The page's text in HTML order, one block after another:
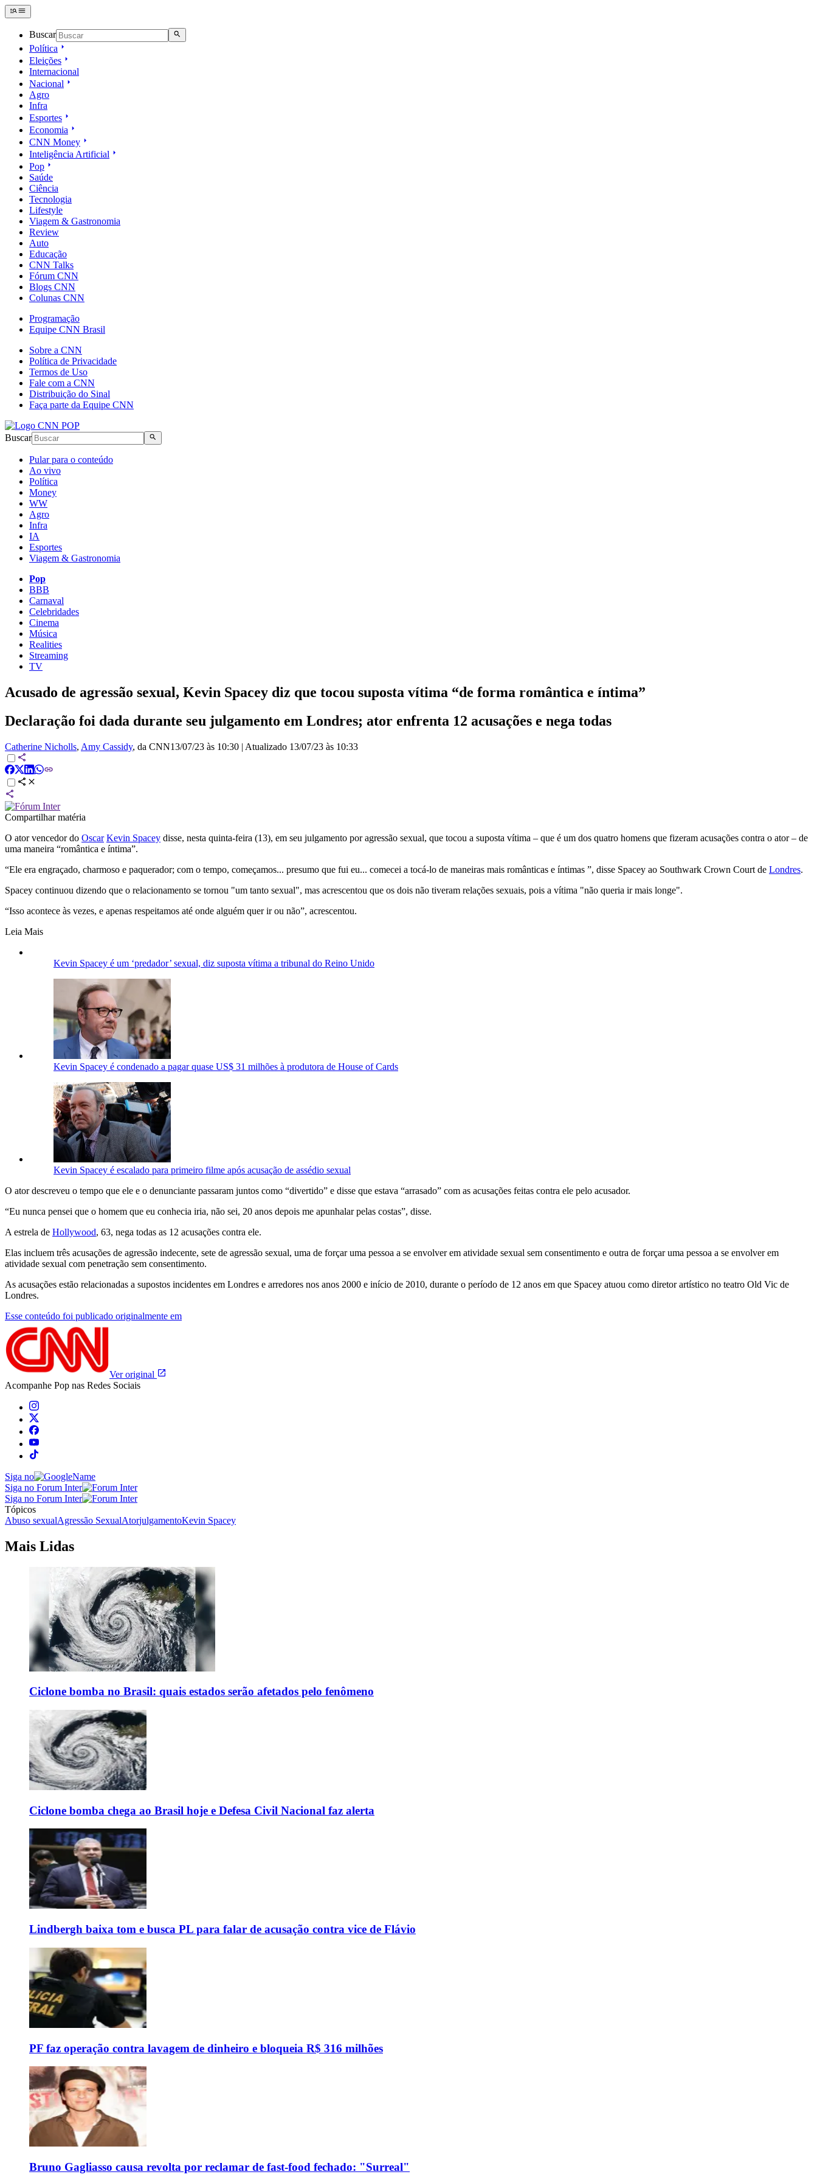
Buscar
Política
Eleições
Internacional
Nacional
Agro
Infra
Esportes
Economia
CNN Money
Inteligência Artificial
Pop
Saúde
Ciência
Tecnologia
Lifestyle
Viagem & Gastronomia
Review
Auto
Educação
CNN Talks
Fórum CNN
Blogs CNN
Colunas CNN
Programação
Equipe CNN Brasil
Sobre a CNN
Política de Privacidade
Termos de Uso
Fale com a CNN
Distribuição do Sinal
Faça parte da Equipe CNN
Buscar
Pular para o conteúdo
Ao vivo
Política
Money
WW
Agro
Infra
IA
Esportes
Viagem & Gastronomia
Pop
BBB
Carnaval
Celebridades
Cinema
Música
Realities
Streaming
TV
Acusado de agressão sexual, Kevin Spacey diz que tocou suposta vítima “de forma romântica e íntima”
Declaração foi dada durante seu julgamento em Londres; ator enfrenta 12 acusações e nega todas
Catherine Nicholls, Amy Cassidy, da CNN13/07/23 às 10:30 | Atualizado 13/07/23 às 10:33
Compartilhar matéria
O ator vencedor do Oscar Kevin Spacey disse, nesta quinta-feira (13), em seu julgamento por agressão sexual, que tocou a suposta vítima – que é um dos quatro homens que fizeram acusações contra o ator – de
uma maneira “romântica e íntima”.
“Ele era engraçado, charmoso e paquerador; com o tempo, começamos... presumo que fui eu... comecei a tocá-lo de maneiras mais românticas e íntimas ”, disse Spacey ao Southwark Crown Court de Londres.
Spacey continuou dizendo que o relacionamento se tornou "um tanto sexual", mas acrescentou que os dois não tiveram relações sexuais, pois a vítima "não queria ir mais longe".
“Isso acontece às vezes, e apenas respeitamos até onde alguém quer ir ou não”, acrescentou.
Leia Mais
Kevin Spacey é um ‘predador’ sexual, diz suposta vítima a tribunal do Reino Unido
Kevin Spacey é condenado a pagar quase US$ 31 milhões à produtora de House of Cards
Kevin Spacey é escalado para primeiro filme após acusação de assédio sexual
O ator descreveu o tempo que ele e o denunciante passaram juntos como “divertido” e disse que estava “arrasado” com as acusações feitas contra ele pelo acusador.
“Eu nunca pensei que o homem que eu conhecia iria, não sei, 20 anos depois me apunhalar pelas costas”, disse.
A estrela de Hollywood, 63, nega todas as 12 acusações contra ele.
Elas incluem três acusações de agressão indecente, sete de agressão sexual, uma de forçar uma pessoa a se envolver em atividade sexual sem consentimento e outra de forçar uma pessoa a se envolver em
atividade sexual com penetração sem consentimento.
As acusações estão relacionadas a supostos incidentes em Londres e arredores nos anos 2000 e início de 2010, durante o período de 12 anos em que Spacey atuou como diretor artístico no teatro Old Vic de
Londres.
Esse conteúdo foi publicado originalmente em
Ver original
Acompanhe Pop nas Redes Sociais
Siga no
Siga no Forum Inter
Siga no Forum Inter
Tópicos
Abuso sexualAgressão SexualAtorjulgamentoKevin Spacey
Mais Lidas
Ciclone bomba no Brasil: quais estados serão afetados pelo fenômeno
Ciclone bomba chega ao Brasil hoje e Defesa Civil Nacional faz alerta
Lindbergh baixa tom e busca PL para falar de acusação contra vice de Flávio
PF faz operação contra lavagem de dinheiro e bloqueia R$ 316 milhões
Bruno Gagliasso causa revolta por reclamar de fast-food fechado: "Surreal"